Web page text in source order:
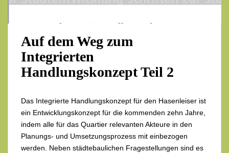
Auf dem Weg zum
Integrierten
Handlungskonzept Teil 2
Das Integrierte Handlungskonzept für den Hasenleiser ist
ein Entwicklungskonzept für die kommenden zehn Jahre,
indem alle für das Quartier relevanten Akteure in den
Planungs- und Umsetzungsprozess mit einbezogen
werden. Neben städtebaulichen Fragestellungen sind es